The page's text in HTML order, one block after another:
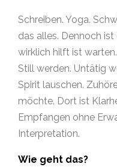
Schreiben. Yoga.
das alles. Dennoch
wirklich hilft ist
Still werden. Untätig
Spirit lauschen.
möchte. Dort ist
Empfangen ohne
Interpretation.
Wie geht das?